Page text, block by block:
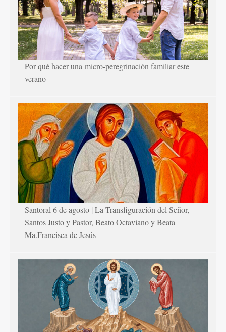
Por qué hacer una micro-peregrinación familiar este
verano
Santoral 6 de agosto | La Transfiguración del Señor,
Santos Justo y Pastor, Beato Octaviano y Beata
Ma.Francisca de Jesús